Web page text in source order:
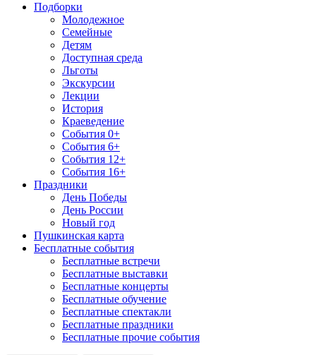
Подборки
Молодежное
Семейные
Детям
Доступная среда
Льготы
Экскурсии
Лекции
История
Краеведение
События 0+
События 6+
События 12+
События 16+
Праздники
День Победы
День России
Новый год
Пушкинская карта
Бесплатные события
Бесплатные встречи
Бесплатные выставки
Бесплатные концерты
Бесплатные обучение
Бесплатные спектакли
Бесплатные праздники
Бесплатные прочие события